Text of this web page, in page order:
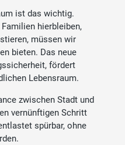
ist das wichtig.
hierbleiben,
müssen wir
bieten. Das neue
fördert
Lebensraum.
zwischen Stadt und
vernünftigen Schritt
spürbar, ohne